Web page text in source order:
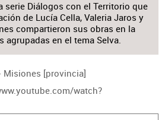
serie Diálogos con el Territorio que
de Lucía Cella, Valeria Jaros y
compartieron sus obras en la
agrupadas en el tema Selva.
Misiones [provincia]
watch?